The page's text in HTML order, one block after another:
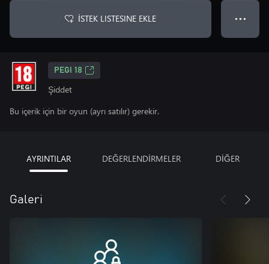
İSTEK LISTESINE EKLE ● ● ●
PEGI 18
Şiddet
Bu içerik için bir oyun (ayrı satılır) gerekir.
AYRINTILAR DEĞERLENDİRMELER DİĞER
Galeri